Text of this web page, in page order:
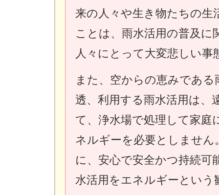
来の人々や生き物たちの
ことは、雨水活用の普及
人々にとって大変悲しい事
また、空からの恵みであ
透、利用する雨水活用は、
て、浄水場で処理して家庭
ネルギーを必要としません
に、安心で安全かつ持続可
水活用をエネルギーとい